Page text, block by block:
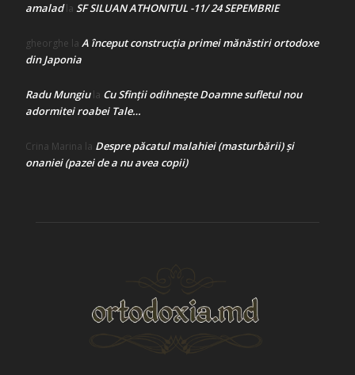
amaladla SF SILUAN ATHONITUL -11/ 24 SEPEMBRIE
gheorghe la A început construcţia primei mănăstiri ortodoxe
din Japonia
Radu Mungiula Cu Sfinții odihnește Doamne sufletul nou
adormitei roabei Tale…
Crina Marina la Despre păcatul malahiei (masturbării) şi
onaniei (pazei de a nu avea copii)